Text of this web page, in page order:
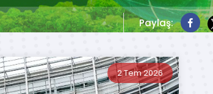
Paylaş:
2 Tem 2026